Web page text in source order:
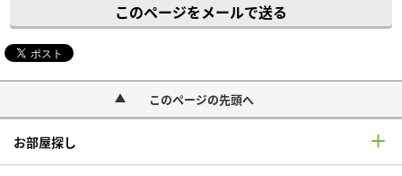
このページをメールで送る
このページの先頭へ
お部屋探し